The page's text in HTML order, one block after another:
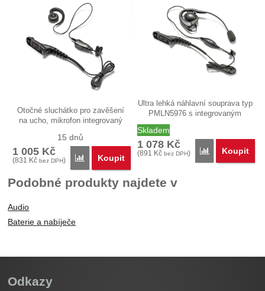
Otočné sluchátko pro zavěšení
na ucho, mikrofon integrovaný
15 dnů
1 005 Kč
(831 Kč bez DPH) Porovnat
Koupit
Ultra lehká náhlavní souprava typ
PMLN5976 s integrovaným
Skladem
1 078 Kč
(891 Kč bez DPH) Porovnat
Koupit
Podobné produkty najdete v
Audio
Baterie a nabíječe
Odkazy